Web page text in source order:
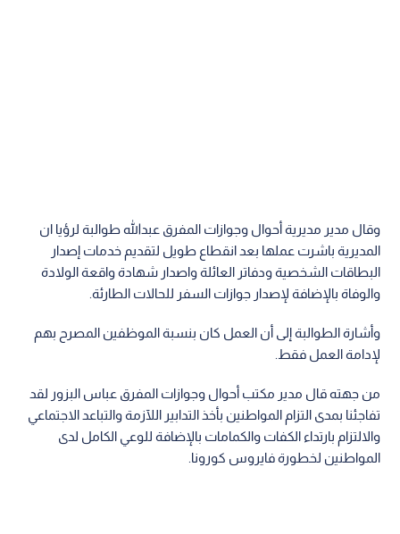
وقال مدير مديرية أحوال وجوازات المفرق عبدالله طوالبة لرؤيا ان
المديرية باشرت عملها بعد انقطاع طويل لتقديم خدمات إصدار
البطاقات الشخصية ودفاتر العائلة واصدار شهادة واقعة الولادة
والوفاة بالإضافة لإصدار جوازات السفر للحالات الطارئة.
وأشارة الطوالبة إلى أن العمل كان بنسبة الموظفين المصرح بهم
لإدامة العمل فقط.
من جهته قال مدير مكتب أحوال وجوازات المفرق عباس البزور لقد
تفاجئنا بمدى التزام المواطنين بأخذ التدابير اللآزمة والتباعد الاجتماعي
والالتزام بارتداء الكفات والكمامات بالإضافة للوعي الكامل لدى
المواطنين لخطورة فايروس كورونا.